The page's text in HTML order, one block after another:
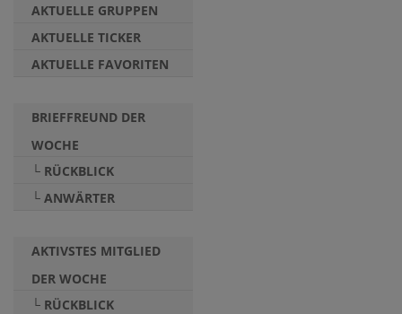
AKTUELLE GRUPPEN
AKTUELLE TICKER
AKTUELLE FAVORITEN
BRIEFFREUND DER
WOCHE
└ RÜCKBLICK
└ ANWÄRTER
AKTIVSTES MITGLIED
DER WOCHE
└ RÜCKBLICK